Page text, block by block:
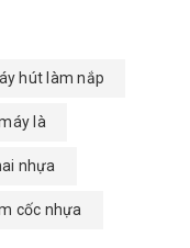
hút làm nắp
là
nhựa
cốc nhựa